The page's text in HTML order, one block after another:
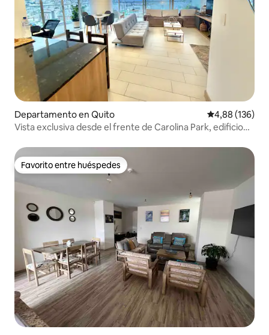
Departamento en Quito Calificación
4,88 (136)
Vista exclusiva desde el frente de Carolina Park, edificio
Favorito entre huéspedes
Favorito entre huéspedes